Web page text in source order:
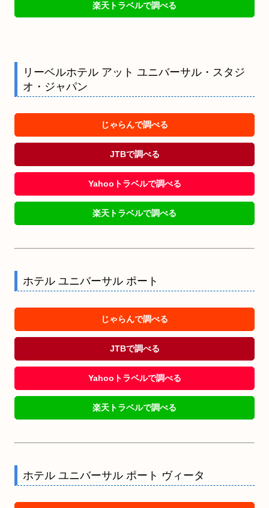
楽天トラベルで調べる
リーベルホテル アット ユニバーサル・スタジ
オ・ジャパン
じゃらんで調べる
JTBで調べる
Yahooトラベルで調べる
楽天トラベルで調べる
ホテル ユニバーサル ポート
じゃらんで調べる
JTBで調べる
Yahooトラベルで調べる
楽天トラベルで調べる
ホテル ユニバーサル ポート ヴィータ